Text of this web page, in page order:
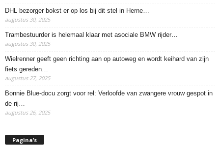
DHL bezorger bokst er op los bij dit stel in Herne…
augustus 30, 2025
Trambestuurder is helemaal klaar met asociale BMW rijder…
augustus 30, 2025
Wielrenner geeft geen richting aan op autoweg en wordt keihard van zijn
fiets gereden…
augustus 27, 2025
Bonnie Blue-docu zorgt voor rel: Verloofde van zwangere vrouw gespot in
de rij…
augustus 26, 2025
Pagina’s